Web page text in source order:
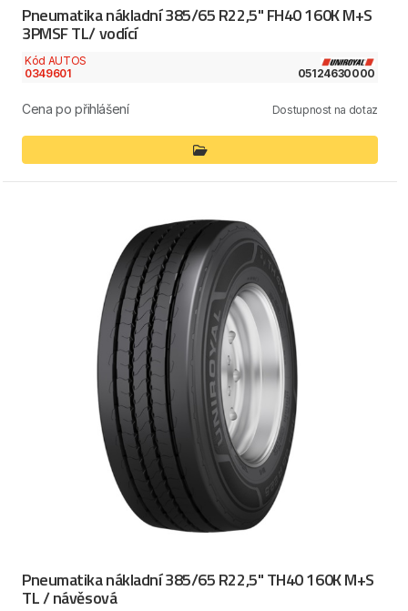
Pneumatika nákladní 385/65 R22,5" FH40 160K M+S
3PMSF TL/ vodící
Kód AUTOS
0349601
05124630000
Cena po přihlášení Dostupnost na dotaz
Pneumatika nákladní 385/65 R22,5" TH40 160K M+S
TL / návěsová